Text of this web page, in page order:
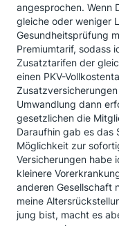
angesprochen. Wenn
gleiche oder weniger
Gesundheitsprüfung
Premiumtarif, sodass
Zusatztarifen der
einen PKV-
Umwandlung dann
gesetzlichen die
Daraufhin gab es das
Möglichkeit zur
Versicherungen habe
kleinere
anderen Gesellschaft
meine
jung bist, macht es